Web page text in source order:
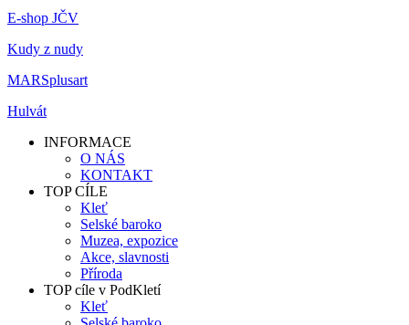
E-shop JČV
Kudy z nudy
MARSplusart
Hulvát
INFORMACE
O NÁS
KONTAKT
TOP CÍLE
Kleť
Selské baroko
Muzea, expozice
Akce, slavnosti
Příroda
TOP cíle v PodKletí
Kleť